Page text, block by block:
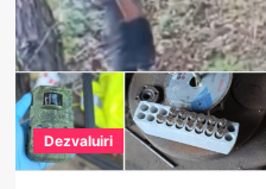
Dezvaluiri